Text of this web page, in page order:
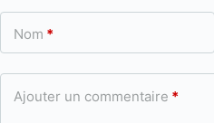
Nom *
Ajouter un commentaire *